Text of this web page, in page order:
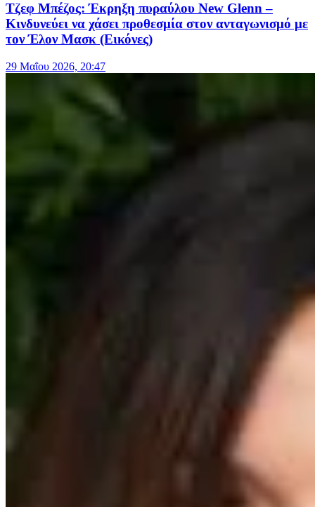
Τζεφ Μπέζος: Έκρηξη πυραύλου New Glenn –
Κινδυνεύει να χάσει προθεσμία στον ανταγωνισμό με
τον Έλον Μασκ (Εικόνες)
29 Μαΐου 2026, 20:47